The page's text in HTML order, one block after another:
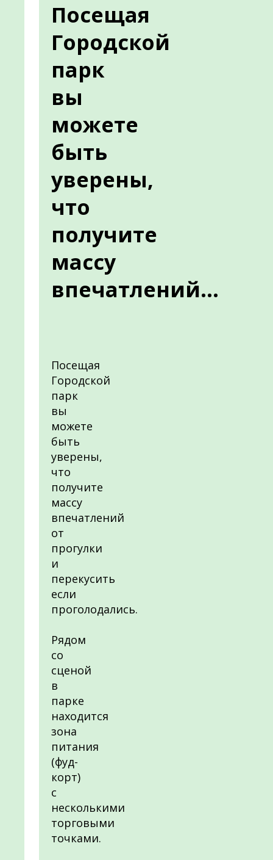
Посещая
Городской
парк
вы
можете
быть
уверены,
что
получите
массу
впечатлений...
Посещая
Городской
парк
вы
можете
быть
уверены,
что
получите
массу
впечатлений
от
прогулки
и
перекусить
если
проголодались.
Рядом
со
сценой
в
парке
находится
зона
питания
(фуд-
корт)
с
несколькими
торговыми
точками.